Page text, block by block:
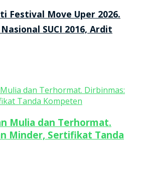
Festival Move Uper 2026.
SUCI 2016, Ardit
Mulia dan Terhormat.
Minder, Sertifikat Tanda